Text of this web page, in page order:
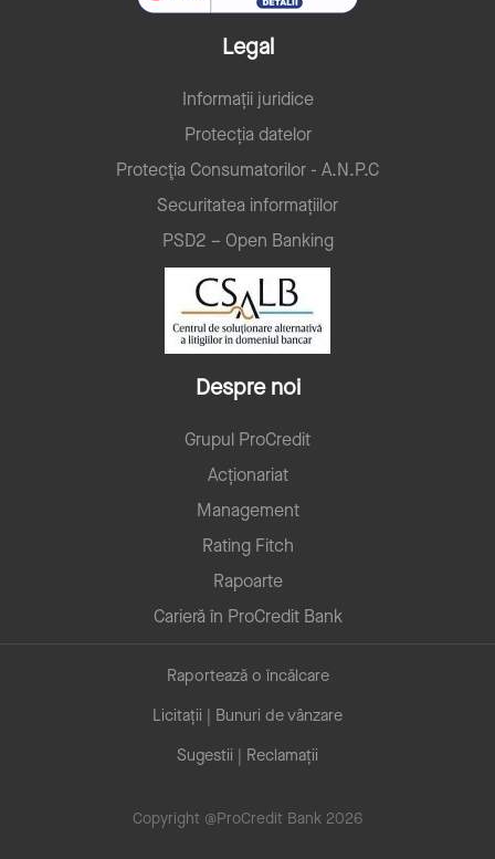
Legal
Informații juridice
Protecția datelor
Protecţia Consumatorilor - A.N.P.C
Securitatea informațiilor
PSD2 – Open Banking
Despre noi
Grupul ProCredit
Acționariat
Management
Rating Fitch
Rapoarte
Carieră în ProCredit Bank
Copyright @ProCredit Bank 2026
Raportează o încălcare
Licitații | Bunuri de vânzare
Sugestii | Reclamații